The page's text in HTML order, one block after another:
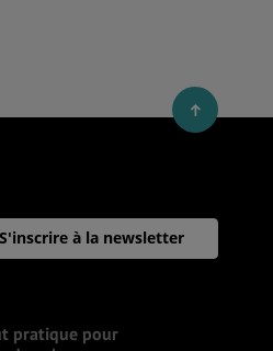
S'inscrire à la newsletter
pratique pour